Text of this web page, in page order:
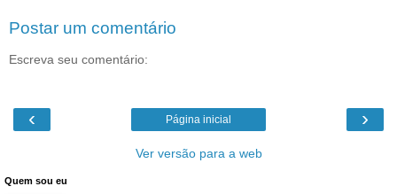
Postar um comentário
Escreva seu comentário:
‹ ›
Página inicial
Ver versão para a web
Quem sou eu